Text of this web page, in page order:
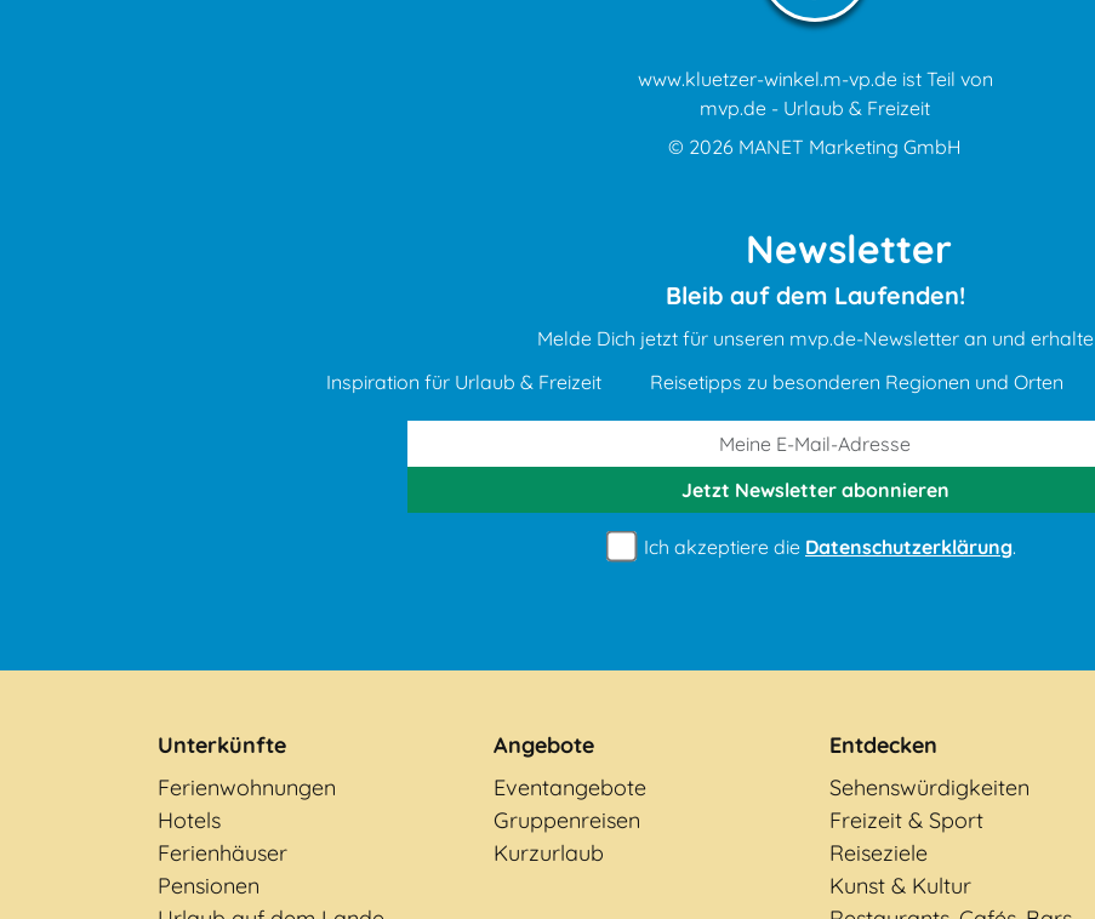
www.kluetzer-winkel.m-vp.de ist Teil von
mvp.de - Urlaub & Freizeit
© 2026 MANET Marketing GmbH
Newsletter
Bleib auf dem Laufenden!
Melde Dich jetzt für unseren mvp.de-Newsletter an und erhalte
Inspiration für Urlaub & Freizeit
Reisetipps zu besonderen Regionen und Orten
Jetzt Newsletterabonnieren
Ich akzeptiere die Datenschutzerklärung.
Unterkünfte
Ferienwohnungen
Hotels
Ferienhäuser
Pensionen
Angebote
Eventangebote
Gruppenreisen
Kurzurlaub
Entdecken
Sehenswürdigkeiten
Freizeit & Sport
Reiseziele
Kunst & Kultur